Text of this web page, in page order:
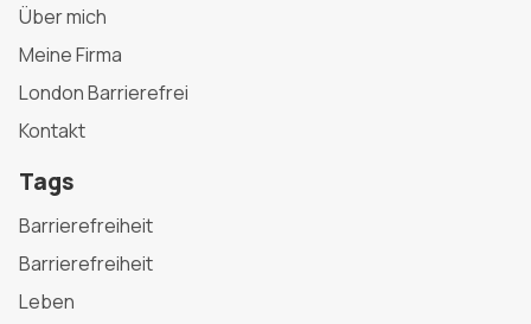
Über mich
Meine Firma
London Barrierefrei
Kontakt
Tags
Barrierefreiheit
Barrierefreiheit
Leben